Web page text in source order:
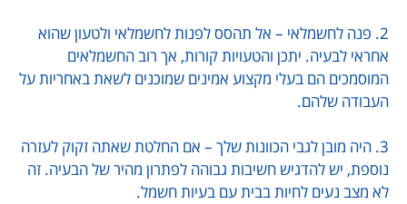
2. פנה לחשמלאי – אל תהסס לפנות לחשמלאי ולטעון שהוא
אחראי לבעיה. יתכן והטעויות קורות, אך רוב החשמלאים
המוסמכים הם בעלי מקצוע אמינים שמוכנים לשאת באחריות על
העבודה שלהם.
3. היה מובן לגבי הכוונות שלך – אם החלטת שאתה זקוק לעזרה
נוספת, יש להדגיש חשיבות גבוהה לפתרון מהיר של הבעיה. זה
לא מצב נעים לחיות בבית עם בעיות חשמל.